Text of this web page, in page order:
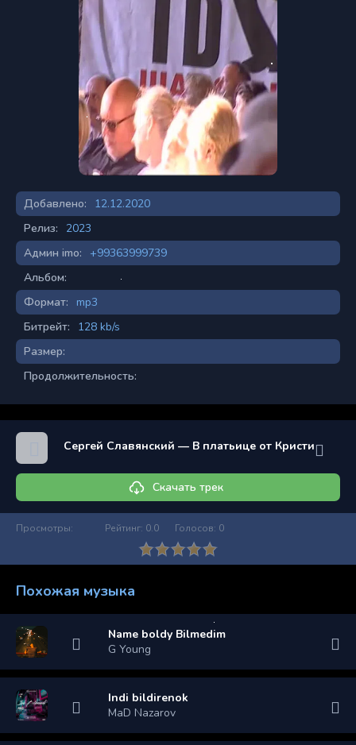
Добавлено:
12.12.2020
Релиз:
2023
Админ imo:
+99363999739
Альбом:
Формат:
mp3
Битрейт:
128 kb/s
Размер:
Продолжительность:
Сергей Славянский — В платьице от Кристиан
Скачать трек
Просмотры: Рейтинг: 0.0 Голосов: 0
Похожая музыка
Name boldy Bilmedim
G Young
Indi bildirenok
MaD Nazarov